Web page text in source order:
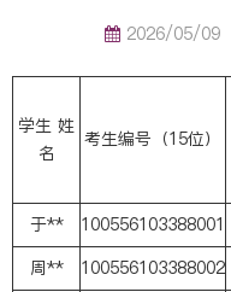
2026/05/09
学生 姓
名
考生编号（15位）
于** 100556103388001
周**
100556103388002